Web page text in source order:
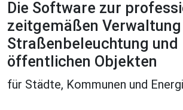
Die Software zur
zeitgemäßen Verwaltung
Straßenbeleuchtung und
öffentlichen Objekten
für Städte, Kommunen und